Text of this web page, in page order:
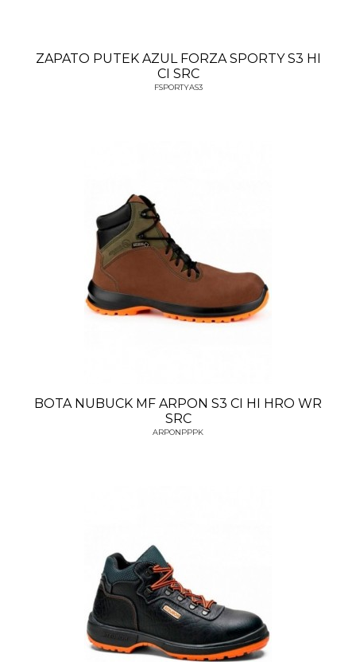
ZAPATO PUTEK AZUL FORZA SPORTY S3 HI
CI SRC
FSPORTYAS3
BOTA NUBUCK MF ARPON S3 CI HI HRO WR
SRC
ARPONPPPK